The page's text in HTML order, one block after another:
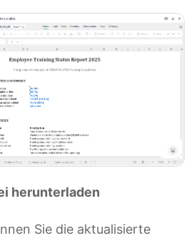
herunterladen
Sie die aktualisierte